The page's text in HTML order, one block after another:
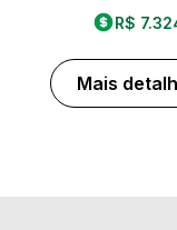
R$
Mais